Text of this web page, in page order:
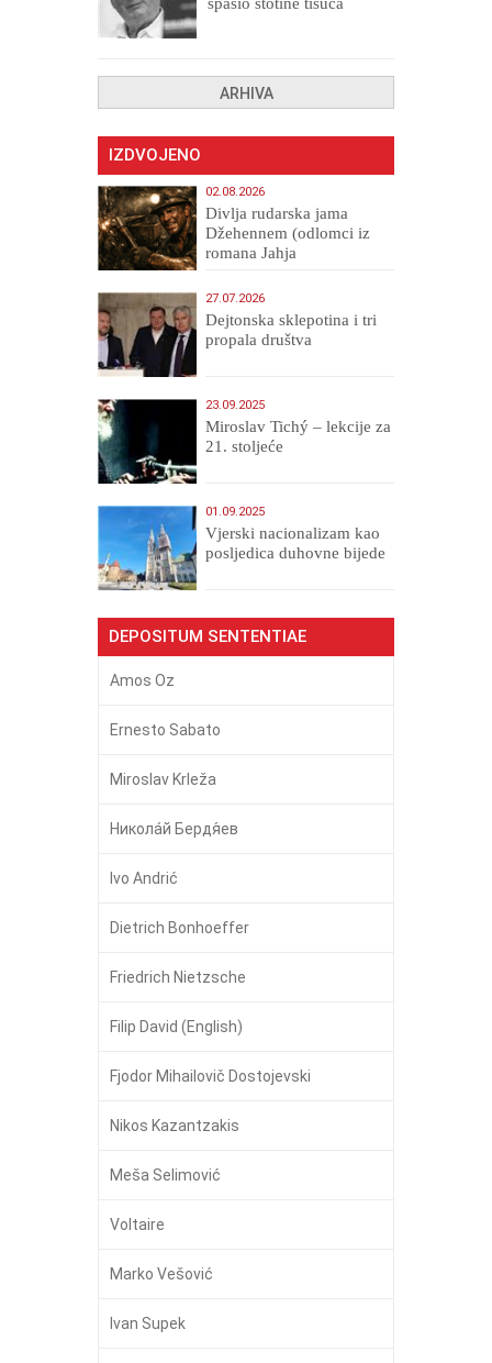
spasio stotine tisuća
ARHIVA
IZDVOJENO
02.08.2026
Divlja rudarska jama
Džehennem (odlomci iz
romana Jahja
27.07.2026
Dejtonska sklepotina i tri
propala društva
23.09.2025
Miroslav Tichý – lekcije za
21. stoljeće
01.09.2025
​Vjerski nacionalizam kao
posljedica duhovne bijede
DEPOSITUM SENTENTIAE
Amos Oz
Ernesto Sabato
Miroslav Krleža
Никола́й Бердя́ев
Ivo Andrić
Dietrich Bonhoeffer
Friedrich Nietzsche
Filip David (English)
Fjodor Mihailovič Dostojevski
Nikos Kazantzakis
Meša Selimović
Voltaire
Marko Vešović
Ivan Supek